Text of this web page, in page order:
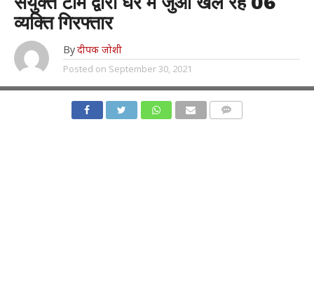
व्यक्ति गिरफ्तार
Byदीपक जोशी
Posted on September 30, 2021